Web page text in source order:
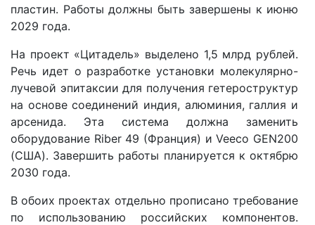
пластин. Работы должны быть завершены к июню
2029 года.
На проект «Цитадель» выделено 1,5 млрд рублей.
Речь идет о разработке установки молекулярно-
лучевой эпитаксии для получения гетероструктур
на основе соединений индия, алюминия, галлия и
арсенида. Эта система должна заменить
оборудование Riber 49 (Франция) и Veeco GEN200
(США). Завершить работы планируется к октябрю
2030 года.
В обоих проектах отдельно прописано требование
по использованию российских компонентов.